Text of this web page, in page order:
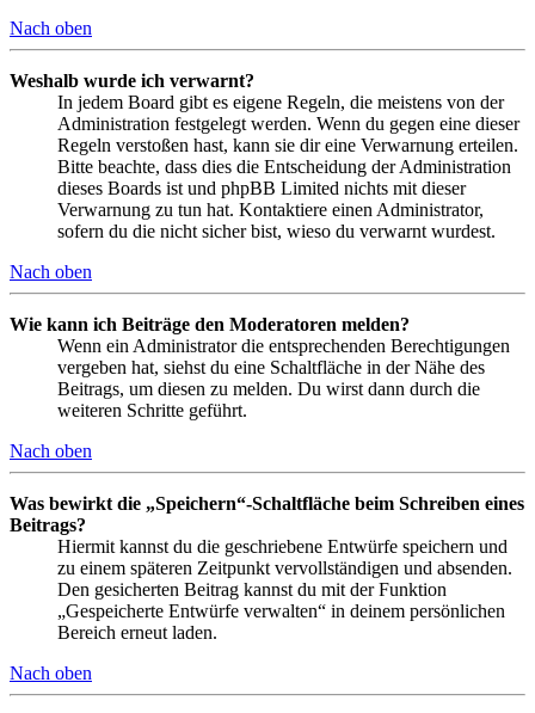
Nach oben
Weshalb wurde ich verwarnt?
In jedem Board gibt es eigene Regeln, die meistens von der
Administration festgelegt werden. Wenn du gegen eine dieser
Regeln verstoßen hast, kann sie dir eine Verwarnung erteilen.
Bitte beachte, dass dies die Entscheidung der Administration
dieses Boards ist und phpBB Limited nichts mit dieser
Verwarnung zu tun hat. Kontaktiere einen Administrator,
sofern du die nicht sicher bist, wieso du verwarnt wurdest.
Nach oben
Wie kann ich Beiträge den Moderatoren melden?
Wenn ein Administrator die entsprechenden Berechtigungen
vergeben hat, siehst du eine Schaltfläche in der Nähe des
Beitrags, um diesen zu melden. Du wirst dann durch die
weiteren Schritte geführt.
Nach oben
Was bewirkt die „Speichern“-Schaltfläche beim Schreiben eines
Beitrags?
Hiermit kannst du die geschriebene Entwürfe speichern und
zu einem späteren Zeitpunkt vervollständigen und absenden.
Den gesicherten Beitrag kannst du mit der Funktion
„Gespeicherte Entwürfe verwalten“ in deinem persönlichen
Bereich erneut laden.
Nach oben